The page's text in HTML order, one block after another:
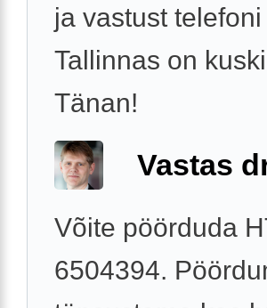
ja vastust
Tallinnas on
Tänan!
Vastas
Võite pöörduda
6504394.